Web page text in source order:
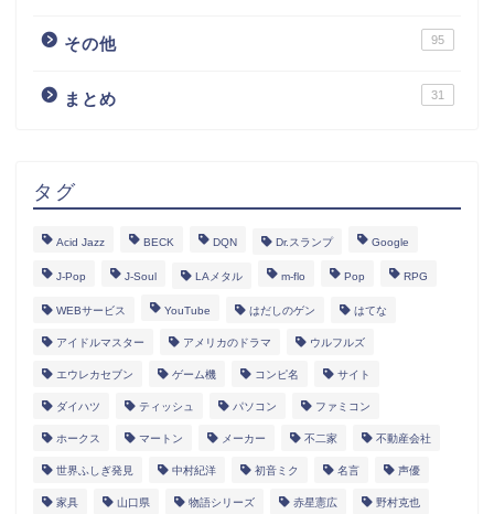
その他 95
まとめ 31
タグ
Acid Jazz BECK DQN Dr.スランプ Google
J-Pop J-Soul LAメタル m-flo Pop RPG
WEBサービス YouTube はだしのゲン はてな
アイドルマスター アメリカのドラマ ウルフルズ
エウレカセブン ゲーム機 コンピ名 サイト
ダイハツ ティッシュ パソコン ファミコン
ホークス マートン メーカー 不二家 不動産会社
世界ふしぎ発見 中村紀洋 初音ミク 名言 声優
家具 山口県 物語シリーズ 赤星憲広 野村克也